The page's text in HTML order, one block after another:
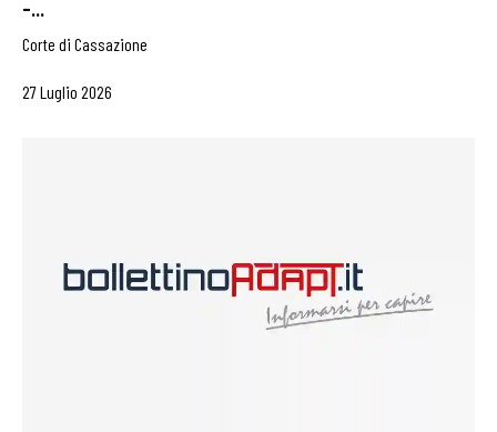
–...
Corte di Cassazione
27 Luglio 2026